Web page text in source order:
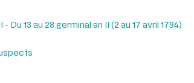
- Du 13 au 28 germinal an II (2 au 17 avril 1794)